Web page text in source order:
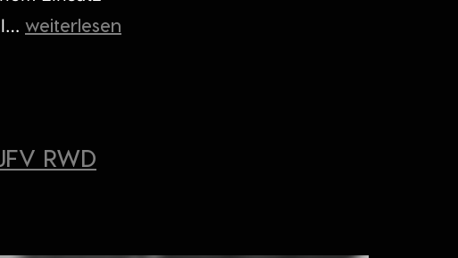
weiterlesen
RWD